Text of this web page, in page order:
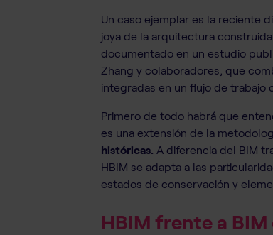
Un caso ejemplar es la reciente
joya de la arquitectura
documentado en un estudio
Zhang y colaboradores, que
integradas en un flujo de trabajo
Primero de todo habrá que
es una extensión de la
históricas. A diferencia del BIM
HBIM se adapta a las
estados de conservación y
HBIM frente a